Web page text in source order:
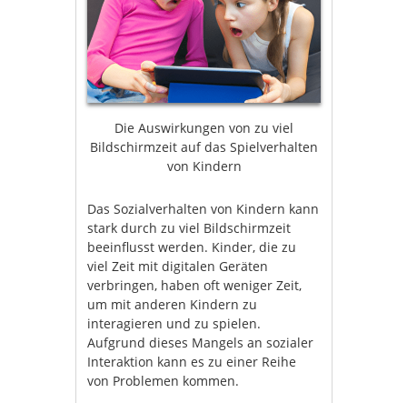
Die Auswirkungen von zu viel
Bildschirmzeit auf das Spielverhalten
von Kindern
Das Sozialverhalten von Kindern kann
stark durch zu viel Bildschirmzeit
beeinflusst werden. Kinder, die zu
viel Zeit mit digitalen Geräten
verbringen, haben oft weniger Zeit,
um mit anderen Kindern zu
interagieren und zu spielen.
Aufgrund dieses Mangels an sozialer
Interaktion kann es zu einer Reihe
von Problemen kommen.